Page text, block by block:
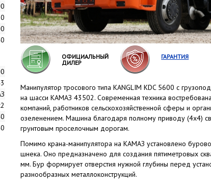
ОФИЦИАЛЬНЫЙ
ДИЛЕР
ГАРАНТИЯ
Манипулятор тросового типа KANGLIM KDC 5600 с
на шасси КАМАЗ 43502. Современная техника
компаний, работников сельскохозяйственной сферы и
озеленением. Машина благодаря полному приводу (4x4)
грунтовым проселочным дорогам.
Помимо крана-манипулятора на КАМАЗ установлено
шнека. Оно предназначено для создания пятиметровых
мм. Бур формирует отверстия нужной глубины перед
разнообразных металлоконструкций.